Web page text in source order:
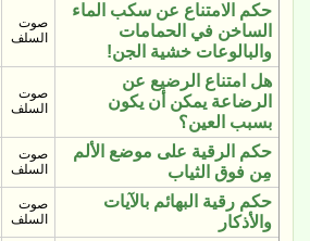
حكم الامتناع عن سكب الماء
الساخن في الحمامات
والبالوعات خشية الجن!
صوت
السلف
هل امتناع الرضيع عن
الرضاعة يمكن أن يكون
بسبب العين؟
صوت
السلف
حكم الرقية على موضع الألم
مِن فوق الثياب
صوت
السلف
حكم رقية البهائم بالآيات
والأذكار
صوت
السلف